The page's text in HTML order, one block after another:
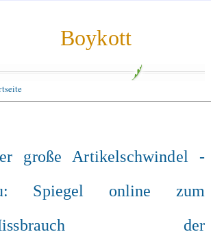
Boykott
große Artikelschwindel -
Spiegel online zum
der
Beliebte Inhalte